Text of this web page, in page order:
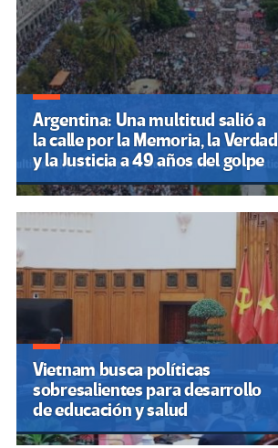
Argentina: Una multitud salió a
la calle por la Memoria, la Verdad
y la Justicia a 49 años del golpe
Vietnam busca políticas
sobresalientes para desarrollo
de educación y salud